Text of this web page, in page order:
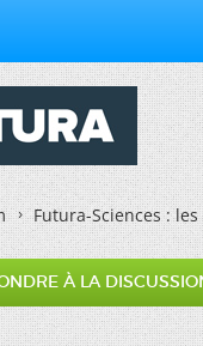
Futura-Sciences :
À LA